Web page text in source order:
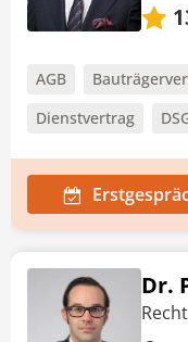
AGB
Dienstvertrag
Dr.